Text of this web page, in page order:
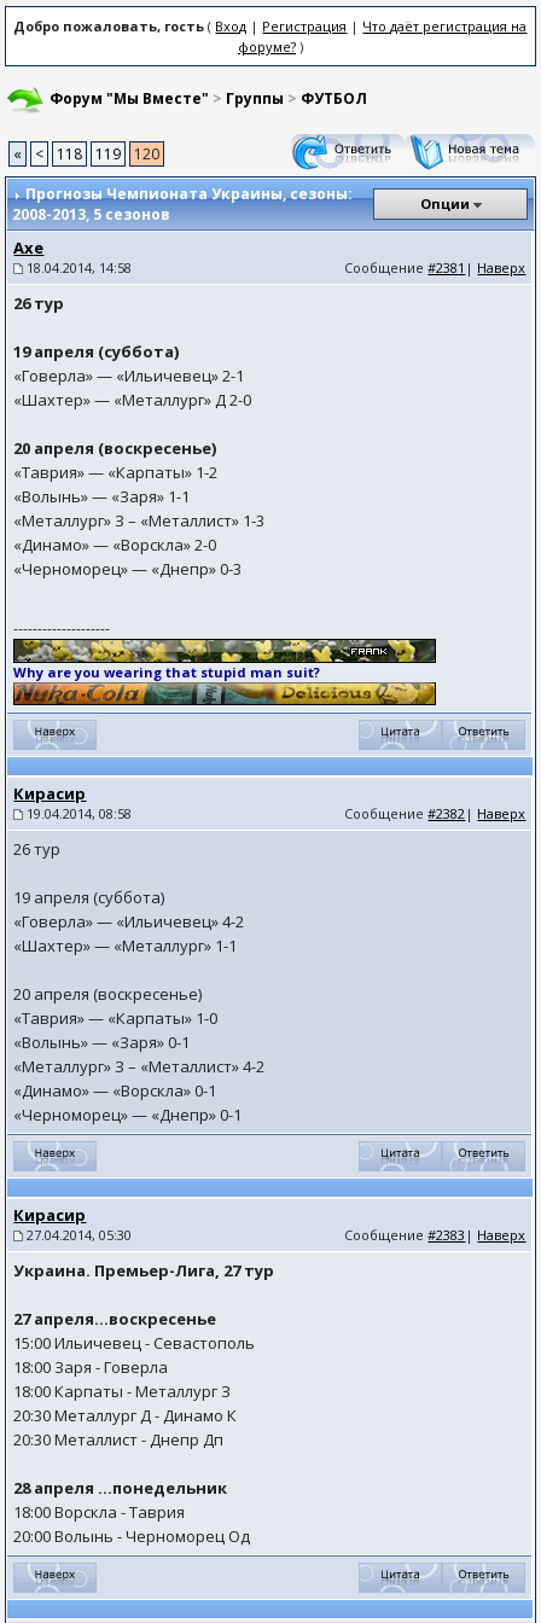
Добро пожаловать, гость ( Вход | Регистрация | Что даёт регистрация на
форуме?)
Форум "Мы Вместе" > Группы > ФУТБОЛ
« < 118 119
120
Прогнозы Чемпионата Украины, сезоны:
2008-2013, 5 сезонов
Опции
Axe
18.04.2014, 14:58 Сообщение#2381 | Наверх
26 тур
19 апреля (суббота)
«Говерла» — «Ильичевец» 2-1
«Шахтер» — «Металлург» Д 2-0
20 апреля (воскресенье)
«Таврия» — «Карпаты» 1-2
«Волынь» — «Заря» 1-1
«Металлург» З – «Металлист» 1-3
«Динамо» — «Ворскла» 2-0
«Черноморец» — «Днепр» 0-3
--------------------
Why are you wearing that stupid man suit?
Кирасир
19.04.2014, 08:58 Сообщение#2382 | Наверх
26 тур
19 апреля (суббота)
«Говерла» — «Ильичевец» 4-2
«Шахтер» — «Металлург» 1-1
20 апреля (воскресенье)
«Таврия» — «Карпаты» 1-0
«Волынь» — «Заря» 0-1
«Металлург» З – «Металлист» 4-2
«Динамо» — «Ворскла» 0-1
«Черноморец» — «Днепр» 0-1
Кирасир
27.04.2014, 05:30 Сообщение#2383 | Наверх
Украина. Премьер-Лига, 27 тур
27 апреля...воскресенье
15:00 Ильичевец - Севастополь
18:00 Заря - Говерла
18:00 Карпаты - Металлург З
20:30 Металлург Д - Динамо К
20:30 Металлист - Днепр Дп
28 апреля ...понедельник
18:00 Ворскла - Таврия
20:00 Волынь - Черноморец Од